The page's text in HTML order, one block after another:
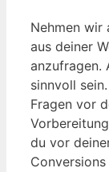
Nehmen wir
aus deiner
anzufragen.
sinnvoll
Fragen vor
du vor